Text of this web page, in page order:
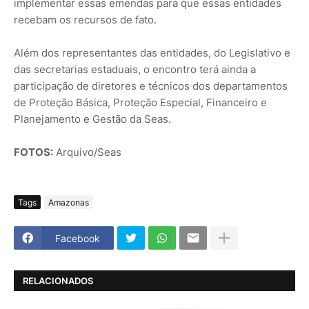
implementar essas emendas para que essas entidades
recebam os recursos de fato.
Além dos representantes das entidades, do Legislativo e
das secretarias estaduais, o encontro terá ainda a
participação de diretores e técnicos dos departamentos
de Proteção Básica, Proteção Especial, Financeiro e
Planejamento e Gestão da Seas.
FOTOS: Arquivo/Seas
Tags Amazonas
Facebook
RELACIONADOS